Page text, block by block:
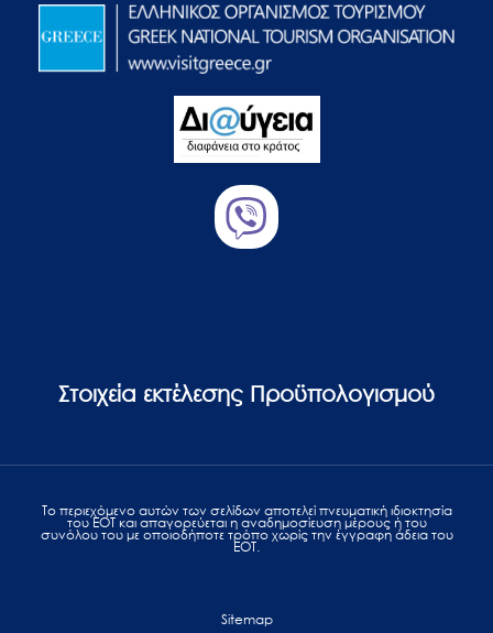
Στοιχεία εκτέλεσης Προϋπολογισμού
Το περιεχόμενο αυτών των σελίδων αποτελεί πvευματική ιδιοκτησία
του ΕΟΤ και απαγορεύεται η αναδημοσίευση μέρους ή του
συνόλου του με οποιοδήποτε τρόπο χωρίς την έγγραφη άδεια του
ΕΟΤ.
Sitemap